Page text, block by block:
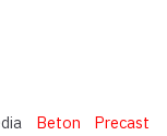
Beton Precast